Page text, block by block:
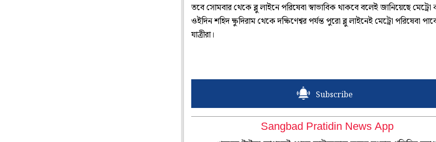
তবে সোমবার থেকে ব্লু লাইনে পরিষেবা স্বাভাবিক থাকবে বলেই জানিয়েছে মেট্রো
ওইদিন শহিদ ক্ষুদিরাম থেকে দক্ষিণেশ্বর পর্যন্ত পুরো ব্লু লাইনেই মেট্রো পরিষেবা
যাত্রীরা।
Subscribe
Sangbad Pratidin News App